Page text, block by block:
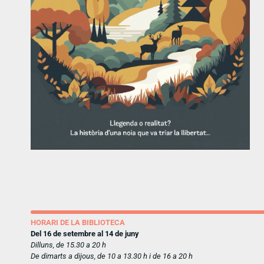
HORARI DE LA BIBLIOTECA
Del 16 de setembre al 14 de juny
Dilluns, de 15.30 a 20 h
De dimarts a dijous, de 10 a 13.30 h i de 16 a 20 h